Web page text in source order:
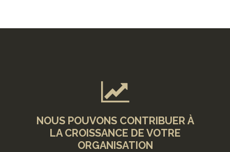
NOUS POUVONS CONTRIBUER À
LA CROISSANCE DE VOTRE
ORGANISATION